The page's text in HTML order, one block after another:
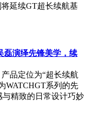
延续GT超长续航基
磊演绎先锋美学，续
品定位为“超长续航
WATCHGT系列的先
精致的日常设计巧妙